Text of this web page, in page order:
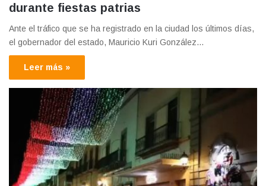
durante fiestas patrias
Ante el tráfico que se ha registrado en la ciudad los últimos días,
el gobernador del estado, Mauricio Kuri González…
Leer más »